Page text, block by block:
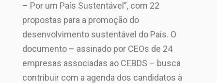
– Por um País Sustentável”, com 22
propostas para a promoção do
desenvolvimento sustentável do País. O
documento – assinado por CEOs de 24
empresas associadas ao CEBDS – busca
contribuir com a agenda dos candidatos à